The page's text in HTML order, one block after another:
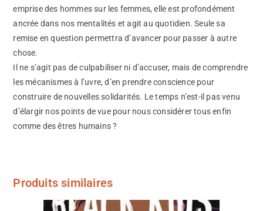
emprise des hommes sur les femmes, elle est profondément
ancrée dans nos mentalités et agit au quotidien. Seule sa
remise en question permettra d’avancer pour passer à autre
chose.
Il ne s’agit pas de culpabiliser ni d’accuser, mais de comprendre
les mécanismes à l’uvre, d’en prendre conscience pour
construire de nouvelles solidarités. Le temps n’est-il pas venu
d’élargir nos points de vue pour nous considérer tous enfin
comme des êtres humains ?
Produits similaires